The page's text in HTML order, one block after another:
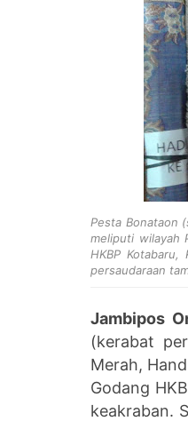
Pesta Bonataon
meliputi wilayah
HKBP
persaudaraan
Jambipos
(kerabat
Merah,
Godang
keakraban.